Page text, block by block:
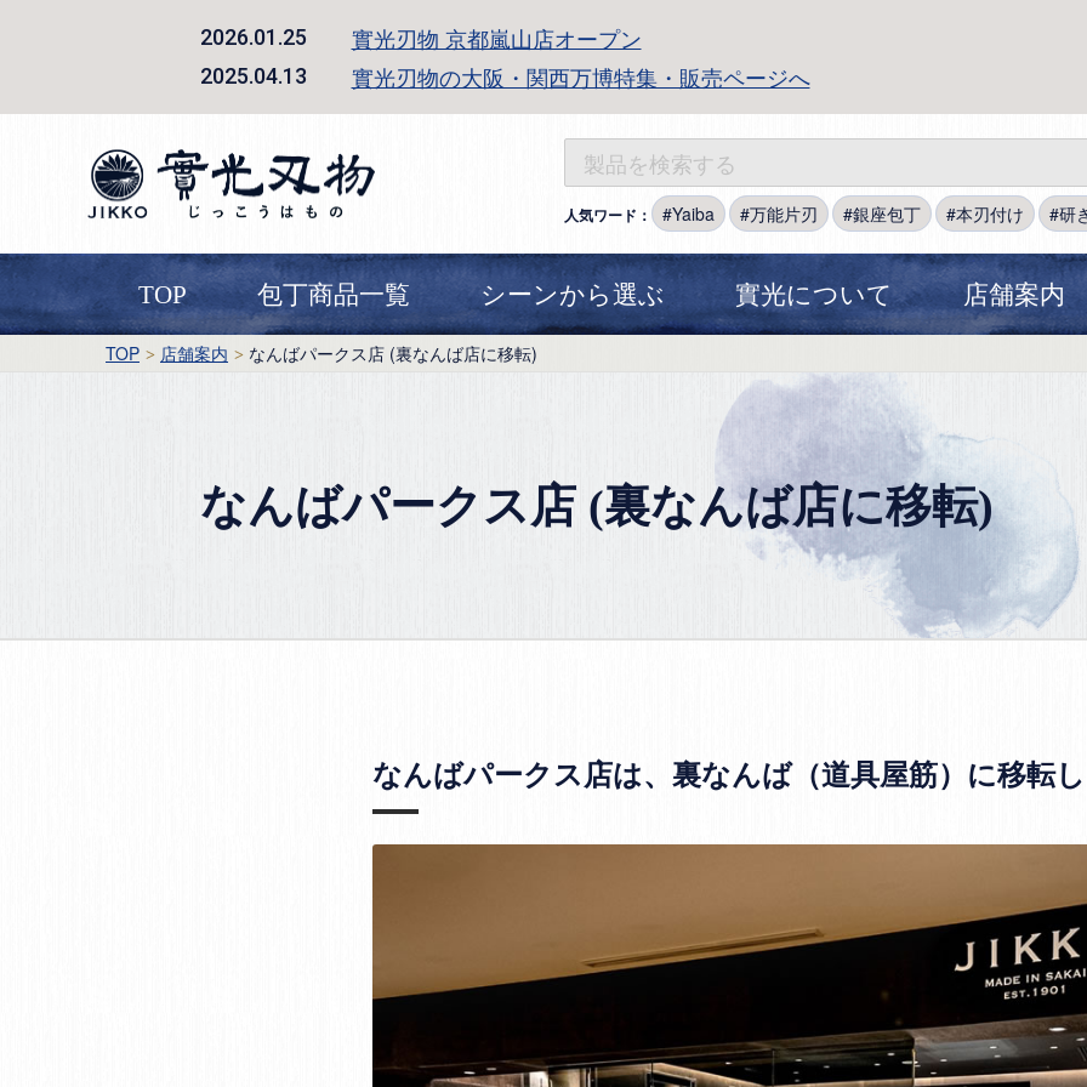
2026.01.25 實光刃物 京都嵐山店オープン
2025.04.13 實光刃物の大阪・関西万博特集・販売ページへ
人気ワード： Yaiba 万能片刃 銀座包丁 本刃付け 研
TOP 包丁商品一覧 シーンから選ぶ 實光について 店舗案内
TOP 店舗案内 なんばパークス店 (裏なんば店に移転)
なんばパークス店 (裏なんば店に移転)
なんばパークス店は、裏なんば（道具屋筋）に移転